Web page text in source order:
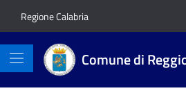
Regione Calabria
Comune di